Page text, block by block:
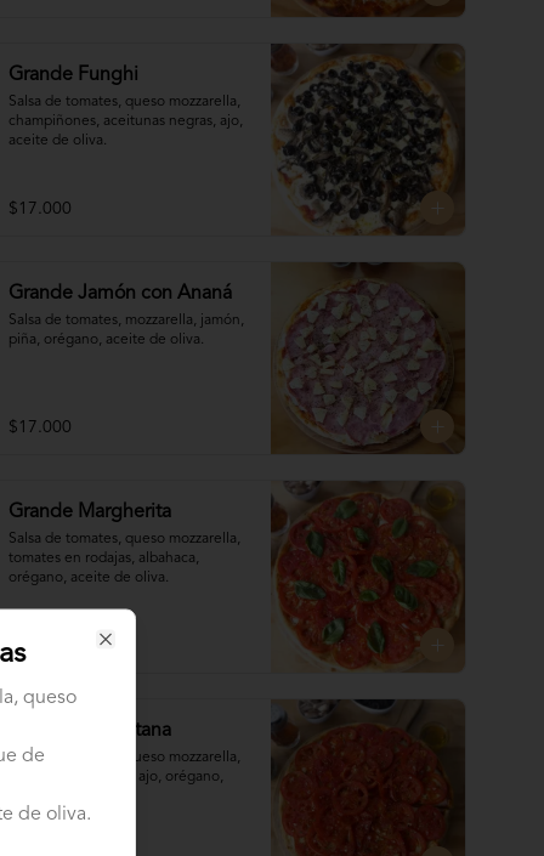
Grande Funghi
Salsa de tomates, queso mozzarella,
champiñones, aceitunas negras, ajo,
aceite de oliva.
$17.000
Grande Jamón con Ananá
Salsa de tomates, mozzarella, jamón,
piña, orégano, aceite de oliva.
$17.000
Grande Margherita
Salsa de tomates, queso mozzarella,
tomates en rodajas, albahaca,
orégano, aceite de oliva.
$14.300
Grande Napolitana
Salsa de tomates, queso mozzarella,
tomates en rodajas, ajo, orégano,
queso
de
de oliva.